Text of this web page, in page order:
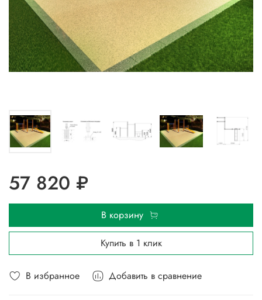
В избранное Добавить в сравнение
57 820 ₽
В корзину
Купить в 1 клик